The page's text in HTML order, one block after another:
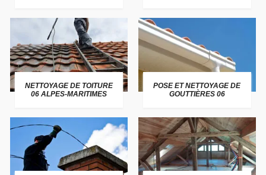
NETTOYAGE DE TOITURE
06 ALPES-MARITIMES
POSE ET NETTOYAGE DE
GOUTTIÈRES 06